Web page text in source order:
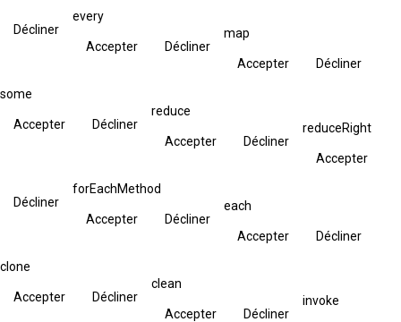
Décliner
every
Accepter Décliner
map
Accepter Décliner
some
Accepter Décliner
reduce
Accepter Décliner
reduceRight
Accepter
Décliner
forEachMethod
Accepter Décliner
each
Accepter Décliner
clone
Accepter Décliner
clean
Accepter Décliner
invoke